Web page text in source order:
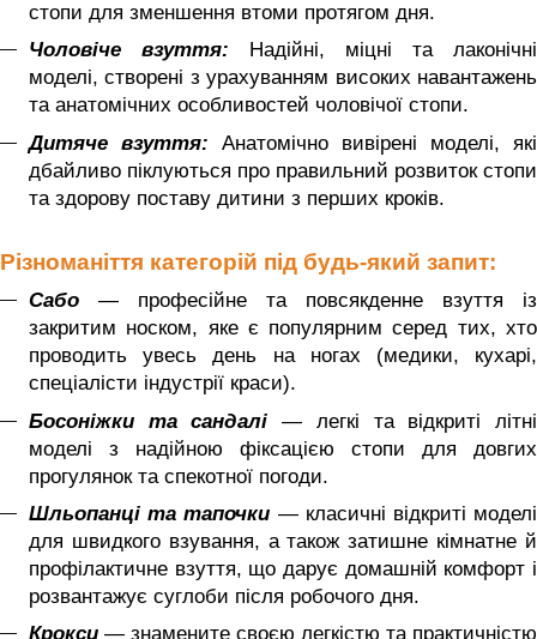
стопи для зменшення втоми протягом дня.
Чоловіче взуття:
Надійні, міцні та лаконічні
моделі, створені з урахуванням високих навантажень
та анатомічних особливостей чоловічої стопи.
Дитяче взуття: Анатомічно вивірені моделі, які
дбайливо піклуються про правильний розвиток стопи
та здорову поставу дитини з перших кроків.
Різноманіття категорій під будь-який запит:
Сабо — професійне та повсякденне взуття із
закритим носком, яке є популярним серед тих, хто
проводить увесь день на ногах (медики, кухарі,
спеціалісти індустрії краси).
Босоніжки та сандалі — легкі та відкриті літні
моделі з надійною фіксацією стопи для довгих
прогулянок та спекотної погоди.
Шльопанці та тапочки — класичні відкриті моделі
для швидкого взування, а також затишне кімнатне й
профілактичне взуття, що дарує домашній комфорт і
розвантажує суглоби після робочого дня.
Крокси — знамените своєю легкістю та практичністю